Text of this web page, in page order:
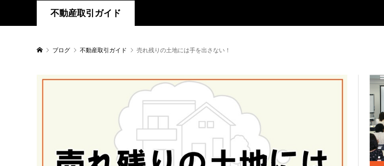
不動産取引ガイド
ブログ 不動産取引ガイド 売れ残りの土地には手を出さない！